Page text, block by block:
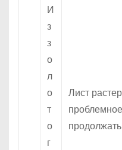
И
з
з
о
л
о
т
о
г
Лист